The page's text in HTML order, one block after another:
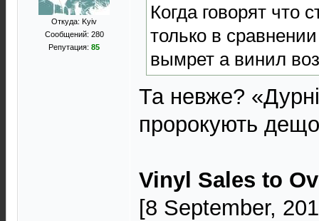
Откуда: Kyiv
Сообщений: 280
Репутация: 85
Когда говорят что
только в
вымрет а винил
Та невже?
пророкують
Vinyl Sales to
[8 September,